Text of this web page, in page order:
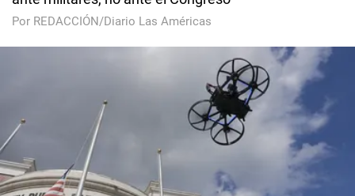
Por REDACCIÓN/Diario Las Américas